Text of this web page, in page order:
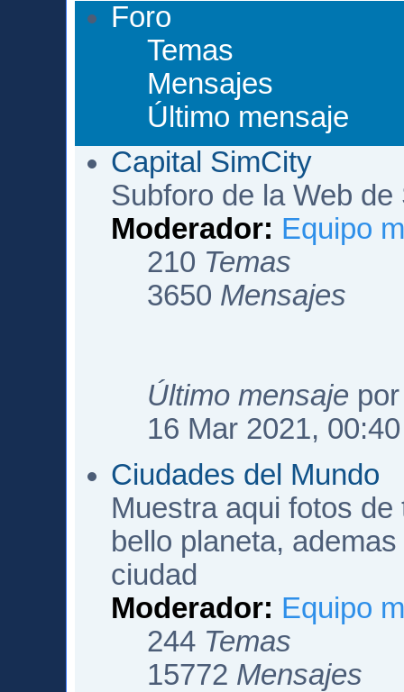
Foro
Temas
Mensajes
Último mensaje
Capital SimCity
Subforo de la Web
Moderador: Equipo
210 Temas
3650 Mensajes
Último mensaje
16 Mar 2021, 00:40
Ciudades del Mundo
Muestra aqui fotos
bello planeta,
ciudad
Moderador: Equipo
244 Temas
15772 Mensajes